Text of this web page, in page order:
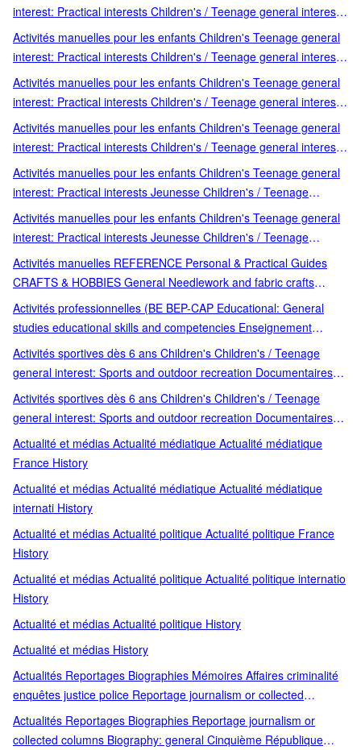
learning concepts Loisirs créatifs Loisirs et jeux Papier et carton
interest: Practical interests Children's / Teenage general interest:
Practical interests Children's: picture books activity books early
learning concepts Loisirs créatifs Loisirs et jeux Peinture et dessin
Activités manuelles pour les enfants Children's Teenage general
interest: Practical interests Children's / Teenage general interest:
Practical interests Children's: picture books activity books early
learning concepts Loisirs créatifs Loisirs et jeux Perles et bijoux
Activités manuelles pour les enfants Children's Teenage general
interest: Practical interests Children's / Teenage general interest:
Practical interests Cookery for Cookery for/with children Cuisine
Loisirs créatifs Loisirs et jeux with children
Activités manuelles pour les enfants Children's Teenage general
interest: Practical interests Children's / Teenage general interest:
Practical interests Decorative finishes and surfaces Pratique
décoration Techniques artistiques
Activités manuelles pour les enfants Children's Teenage general
interest: Practical interests Jeunesse Children's / Teenage
general interest: Practical interests Children's / Teenage general
interest: Science and technology Documentaires jeunesse
interest: Science and technology
Activités manuelles pour les enfants Children's Teenage general
interest: Practical interests Jeunesse Children's / Teenage
general interest: Practical interests Children's: picture books
activity books early learning concepts Coloriage gommettes et
Activités manuelles REFERENCE Personal & Practical Guides
CRAFTS & HOBBIES General Needlework and fabric crafts
CRAFTS & HOBBIES / General REFERENCE / Personal &
Practical Guides Children's Children's / Teenage general interest:
6 ans Nature et plantes Teenage general interest: Plants and
trees
Activités professionnelles (BE BEP-CAP Educational: General
studies educational skills and competencies Enseignement
professionel For vocational For vocational / professional
education / training professional education training
Activités sportives dès 6 ans Children's Children's / Teenage
general interest: Sports and outdoor recreation Documentaires
jeunesse Parragon Sport Teenage general interest: Sports and
outdoor recreation
Activités sportives dès 6 ans Children's Children's / Teenage
general interest: Sports and outdoor recreation Documentaires
jeunesse Sport Teenage general interest: Sports and outdoor
recreation
Actualité et médias Actualité médiatique Actualité médiatique
France History
Actualité et médias Actualité médiatique Actualité médiatique
internati History
Actualité et médias Actualité politique Actualité politique France
History
Actualité et médias Actualité politique Actualité politique internatio
History
Actualité et médias Actualité politique History
Actualité et médias History
Actualités Reportages Biographies Mémoires Affaires criminalité
enquêtes justice police Reportage journalism or collected
columns Biography and non-fiction prose Crime and criminology
Biographies / Mémoires Biography Literature and Literary studies
Actualités Reportages Biographies Reportage journalism or
collected columns Biography: general Cinquième République